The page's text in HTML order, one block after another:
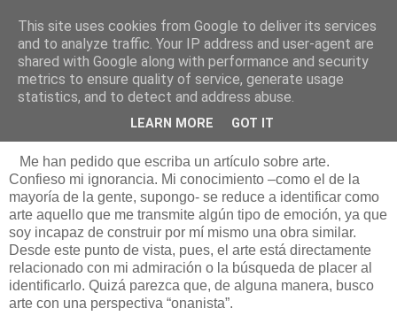
Está de pinga
6/2/17
Teorizando sobre el arte
Me han pedido que escriba un artículo sobre arte.
Confieso mi ignorancia. Mi conocimiento –como el de la
mayoría de la gente, supongo- se reduce a identificar como
arte aquello que me transmite algún tipo de emoción, ya que
soy incapaz de construir por mí mismo una obra similar.
Desde este punto de vista, pues, el arte está directamente
relacionado con mi admiración o la búsqueda de placer al
identificarlo. Quizá parezca que, de alguna manera, busco
arte con una perspectiva “onanista”.
This site uses cookies from Google to deliver its services
and to analyze traffic. Your IP address and user-agent are
shared with Google along with performance and security
metrics to ensure quality of service, generate usage
statistics, and to detect and address abuse.
LEARN MORE GOT IT